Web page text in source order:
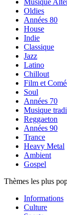
Musique
Oldies
Années 80
House
Indie
Classique
Jazz
Latino
Chillout
Film et
Soul
Années 70
Musique
Reggaeton
Années 90
Trance
Heavy Metal
Ambient
Gospel
Thèmes les plus
Informations
Culture